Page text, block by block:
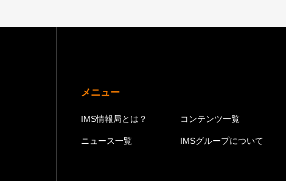
メニュー
IMS情報局とは？ コンテンツ一覧
ニュース一覧 IMSグループについて